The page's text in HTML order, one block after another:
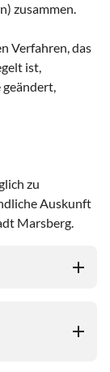
zusammen.
Verfahren, das
ist,
zu
Auskunft
Marsberg.